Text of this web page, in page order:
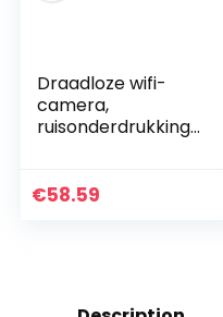
Draadloze wifi-
camera,
ruisonderdrukkings
ip-camera(100-
€58.59